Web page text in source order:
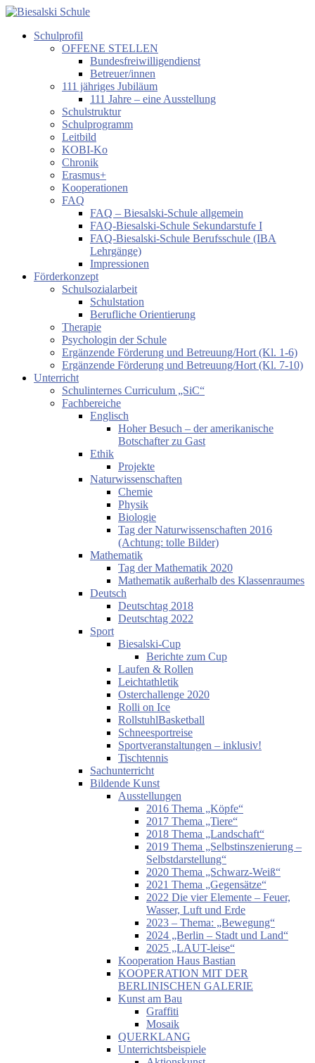
Zum
springen
Biesalski
Förderzentrum
körperliche
motorische
Entwicklung
Schulprofil
OFFENE STELLEN
Bundesfreiwilligendienst
Betreuer/innen
111 jähriges Jubiläum
111 Jahre – eine Ausstellung
Schulstruktur
Schulprogramm
Leitbild
KOBI-Ko
Chronik
Erasmus+
Kooperationen
FAQ
FAQ – Biesalski-Schule allgemein
FAQ-Biesalski-Schule Sekundarstufe I
FAQ-Biesalski-Schule Berufsschule (IBA
Lehrgänge)
Impressionen
Förderkonzept
Schulsozialarbeit
Schulstation
Berufliche Orientierung
Therapie
Psychologin der Schule
Ergänzende Förderung und Betreuung/Hort (Kl. 1-6)
Ergänzende Förderung und Betreuung/Hort (Kl. 7-10)
Unterricht
Schulinternes Curriculum „SiC“
Fachbereiche
Englisch
Hoher Besuch – der amerikanische
Botschafter zu Gast
Ethik
Projekte
Naturwissenschaften
Chemie
Physik
Biologie
Tag der Naturwissenschaften 2016
(Achtung: tolle Bilder)
Mathematik
Tag der Mathematik 2020
Mathematik außerhalb des Klassenraumes
Deutsch
Deutschtag 2018
Deutschtag 2022
Sport
Biesalski-Cup
Berichte zum Cup
Laufen & Rollen
Leichtathletik
Osterchallenge 2020
Rolli on Ice
RollstuhlBasketball
Schneesportreise
Sportveranstaltungen – inklusiv!
Tischtennis
Sachunterricht
Bildende Kunst
Ausstellungen
2016 Thema „Köpfe“
2017 Thema „Tiere“
2018 Thema „Landschaft“
2019 Thema „Selbstinszenierung –
Selbstdarstellung“
2020 Thema „Schwarz-Weiß“
2021 Thema „Gegensätze“
2022 Die vier Elemente – Feuer,
Wasser, Luft und Erde
2023 – Thema: „Bewegung“
2024 „Berlin – Stadt und Land“
2025 „LAUT-leise“
Kooperation Haus Bastian
KOOPERATION MIT DER
BERLINISCHEN GALERIE
Kunst am Bau
Graffiti
Mosaik
QUERKLANG
Unterrichtsbeispiele